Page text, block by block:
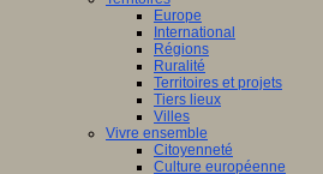
Europe
International
Régions
Ruralité
Territoires et projets
Tiers lieux
Villes
Vivre ensemble
Citoyenneté
Culture européenne